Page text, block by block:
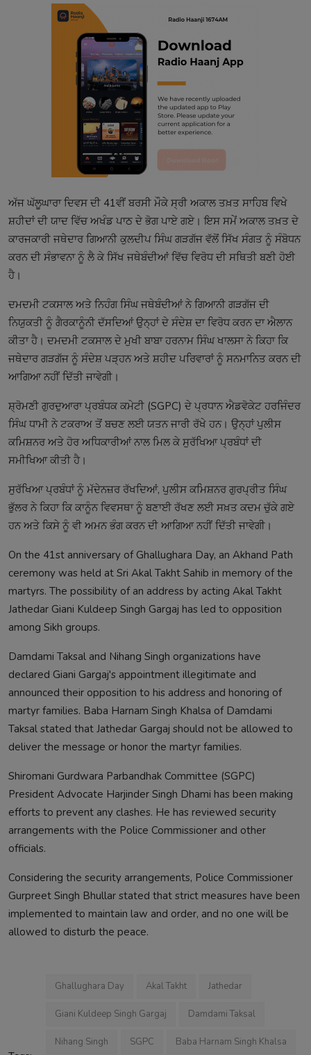
ਅੱਜ ਘੱਲੂਘਾਰਾ ਦਿਵਸ ਦੀ 41ਵੀਂ ਬਰਸੀ ਮੌਕੇ ਸ੍ਰੀ ਅਕਾਲ ਤਖ਼ਤ ਸਾਹਿਬ ਵਿਖੇ
ਸ਼ਹੀਦਾਂ ਦੀ ਯਾਦ ਵਿੱਚ ਅਖੰਡ ਪਾਠ ਦੇ ਭੋਗ ਪਾਏ ਗਏ। ਇਸ ਸਮੇਂ ਅਕਾਲ ਤਖ਼ਤ ਦੇ
ਕਾਰਜਕਾਰੀ ਜਥੇਦਾਰ ਗਿਆਨੀ ਕੁਲਦੀਪ ਸਿੰਘ ਗੜਗੱਜ ਵੱਲੋਂ ਸਿੱਖ ਸੰਗਤ ਨੂੰ ਸੰਬੋਧਨ
ਕਰਨ ਦੀ ਸੰਭਾਵਨਾ ਨੂੰ ਲੈ ਕੇ ਸਿੱਖ ਜਥੇਬੰਦੀਆਂ ਵਿੱਚ ਵਿਰੋਧ ਦੀ ਸਥਿਤੀ ਬਣੀ ਹੋਈ
ਹੈ।
ਦਮਦਮੀ ਟਕਸਾਲ ਅਤੇ ਨਿਹੰਗ ਸਿੰਘ ਜਥੇਬੰਦੀਆਂ ਨੇ ਗਿਆਨੀ ਗੜਗੱਜ ਦੀ
ਨਿਯੁਕਤੀ ਨੂੰ ਗੈਰਕਾਨੂੰਨੀ ਦੱਸਦਿਆਂ ਉਨ੍ਹਾਂ ਦੇ ਸੰਦੇਸ਼ ਦਾ ਵਿਰੋਧ ਕਰਨ ਦਾ ਐਲਾਨ
ਕੀਤਾ ਹੈ। ਦਮਦਮੀ ਟਕਸਾਲ ਦੇ ਮੁਖੀ ਬਾਬਾ ਹਰਨਾਮ ਸਿੰਘ ਖਾਲਸਾ ਨੇ ਕਿਹਾ ਕਿ
ਜਥੇਦਾਰ ਗੜਗੱਜ ਨੂੰ ਸੰਦੇਸ਼ ਪੜ੍ਹਨ ਅਤੇ ਸ਼ਹੀਦ ਪਰਿਵਾਰਾਂ ਨੂੰ ਸਨਮਾਨਿਤ ਕਰਨ ਦੀ
ਆਗਿਆ ਨਹੀਂ ਦਿੱਤੀ ਜਾਵੇਗੀ।
ਸ਼੍ਰੋਮਣੀ ਗੁਰਦੁਆਰਾ ਪ੍ਰਬੰਧਕ ਕਮੇਟੀ (SGPC) ਦੇ ਪ੍ਰਧਾਨ ਐਡਵੋਕੇਟ ਹਰਜਿੰਦਰ
ਸਿੰਘ ਧਾਮੀ ਨੇ ਟਕਰਾਅ ਤੋਂ ਬਚਣ ਲਈ ਯਤਨ ਜਾਰੀ ਰੱਖੇ ਹਨ। ਉਨ੍ਹਾਂ ਪੁਲੀਸ
ਕਮਿਸ਼ਨਰ ਅਤੇ ਹੋਰ ਅਧਿਕਾਰੀਆਂ ਨਾਲ ਮਿਲ ਕੇ ਸੁਰੱਖਿਆ ਪ੍ਰਬੰਧਾਂ ਦੀ
ਸਮੀਖਿਆ ਕੀਤੀ ਹੈ।
ਸੁਰੱਖਿਆ ਪ੍ਰਬੰਧਾਂ ਨੂੰ ਮੱਦੇਨਜ਼ਰ ਰੱਖਦਿਆਂ, ਪੁਲੀਸ ਕਮਿਸ਼ਨਰ ਗੁਰਪ੍ਰੀਤ ਸਿੰਘ
ਭੁੱਲਰ ਨੇ ਕਿਹਾ ਕਿ ਕਾਨੂੰਨ ਵਿਵਸਥਾ ਨੂੰ ਬਣਾਈ ਰੱਖਣ ਲਈ ਸਖ਼ਤ ਕਦਮ ਚੁੱਕੇ ਗਏ
ਹਨ ਅਤੇ ਕਿਸੇ ਨੂੰ ਵੀ ਅਮਨ ਭੰਗ ਕਰਨ ਦੀ ਆਗਿਆ ਨਹੀਂ ਦਿੱਤੀ ਜਾਵੇਗੀ।
On the 41st anniversary of Ghallughara Day, an Akhand Path
ceremony was held at Sri Akal Takht Sahib in memory of the
martyrs. The possibility of an address by acting Akal Takht
Jathedar Giani Kuldeep Singh Gargaj has led to opposition
among Sikh groups.
Damdami Taksal and Nihang Singh organizations have
declared Giani Gargaj's appointment illegitimate and
announced their opposition to his address and honoring of
martyr families. Baba Harnam Singh Khalsa of Damdami
Taksal stated that Jathedar Gargaj should not be allowed to
deliver the message or honor the martyr families.
Shiromani Gurdwara Parbandhak Committee (SGPC)
President Advocate Harjinder Singh Dhami has been making
efforts to prevent any clashes. He has reviewed security
arrangements with the Police Commissioner and other
officials.
Considering the security arrangements, Police Commissioner
Gurpreet Singh Bhullar stated that strict measures have been
implemented to maintain law and order, and no one will be
allowed to disturb the peace.
Ghallughara Day Akal Takht Jathedar
Giani Kuldeep Singh Gargaj Damdami Taksal
Nihang Singh SGPC Baba Harnam Singh Khalsa